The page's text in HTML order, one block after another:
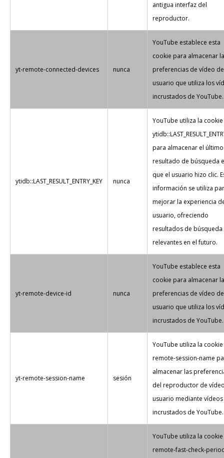
antigua interfaz del
reproductor.
yt-remote-connected-devices nunca
YouTube establece esta
cookie para almacenar
preferencias de vídeo
usuario que utiliza los
incrustados de YouTube.
ytidb::LAST_RESULT_ENTRY_KEY nunca
YouTube utiliza la cookie
para almacenar el último
resultado de búsqueda
que el usuario hizo clic.
información se utiliza
mejorar la experiencia
usuario, ofreciendo
resultados de búsqueda
relevantes en el futuro.
yt-remote-device-id nunca
YouTube establece esta
cookie para almacenar
preferencias de vídeo
usuario que utiliza los
incrustados de YouTube.
yt-remote-session-name sesión
YouTube utiliza la
remote-session-name
almacenar las
del reproductor de
usuario mediante vídeos
incrustados de YouTube.
YouTube utiliza la
remote-fast-check-